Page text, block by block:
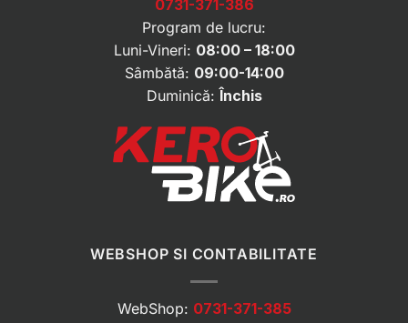
0731-371-386
Program de lucru:
Luni-Vineri: 08:00 – 18:00
Sâmbătă: 09:00-14:00
Duminică:Închis
WEBSHOP SI CONTABILITATE
WebShop: 0731-371-385